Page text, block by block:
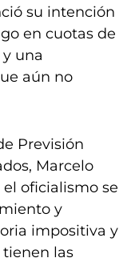
su intención
en cuotas de
una
aún no
Previsión
Marcelo
oficialismo se
y
impositiva y
las